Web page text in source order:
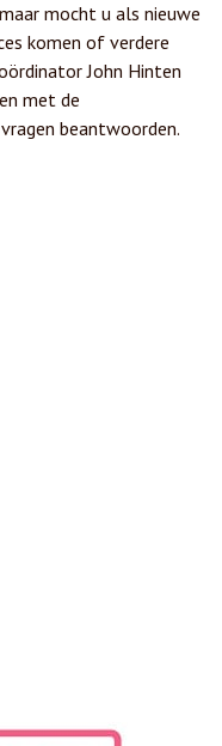
mocht u als nieuwe
komen of verdere
John Hinten
met de
beantwoorden.